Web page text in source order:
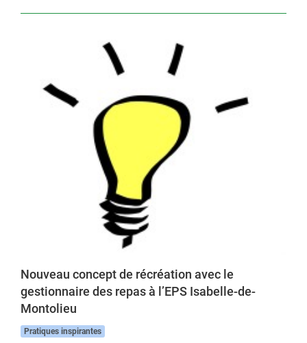
Nouveau concept de récréation avec le
gestionnaire des repas à l’EPS Isabelle-de-
Montolieu
Pratiques inspirantes